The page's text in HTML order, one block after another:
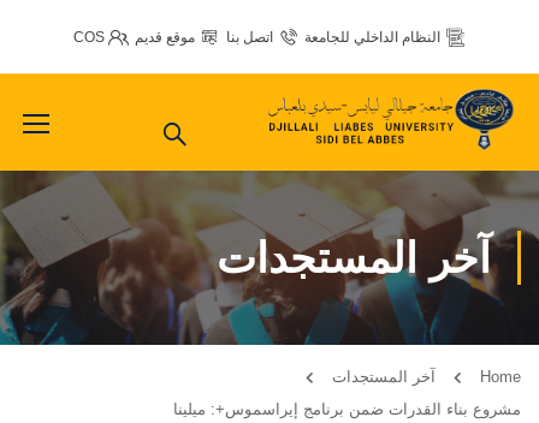
النظام الداخلي للجامعة اتصل بنا موقع قديم COS
آخر المستجدات
Home
آخر المستجدات
مشروع بناء القدرات ضمن برنامج إيراسموس+: ميلينا